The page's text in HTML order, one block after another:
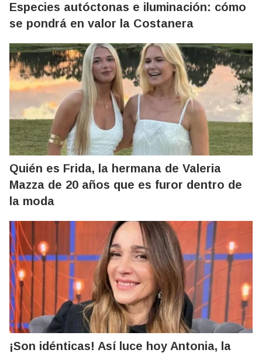
Especies autóctonas e iluminación: cómo
se pondrá en valor la Costanera
Quién es Frida, la hermana de Valeria
Mazza de 20 años que es furor dentro de
la moda
¡Son idénticas! Así luce hoy Antonia, la